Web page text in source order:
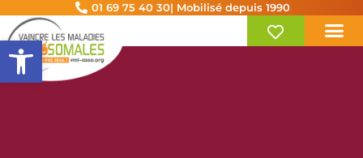
Ouvrir la barre d’outils
01 69 75 40 30| Mobilisé depuis 1990